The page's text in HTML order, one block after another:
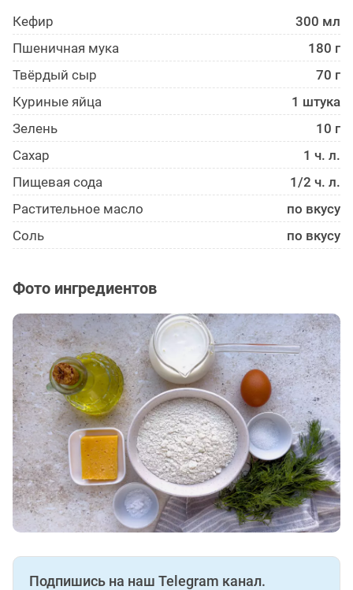
Кефир
300 мл
Пшеничная мука
180 г
Твёрдый сыр
70 г
Куриные яйца
1 штука
Зелень
10 г
Сахар
1 ч. л.
Пищевая сода
1/2 ч. л.
Растительное масло
по вкусу
Соль
по вкусу
Фото ингредиентов
Подпишись на наш Telegram канал.